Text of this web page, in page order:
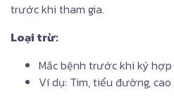
trước khi tham gia.
Loại trừ:
Mắc bệnh trước khi ký hợp
Ví dụ: Tim, tiểu đường,